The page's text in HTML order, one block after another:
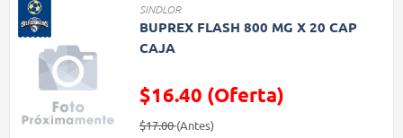
SINDLOR
BUPREX FLASH 800 MG X 20 CAP
CAJA
$16.40 (Oferta)
Precio reducido de
$17.00(Antes)(Oferta)